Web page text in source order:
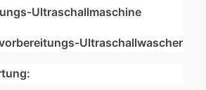
Ultraschallmaschine
Ultraschallwascher